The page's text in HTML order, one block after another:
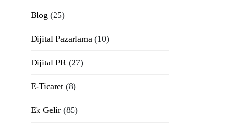
Blog (25)
Dijital Pazarlama (10)
Dijital PR (27)
E-Ticaret (8)
Ek Gelir (85)